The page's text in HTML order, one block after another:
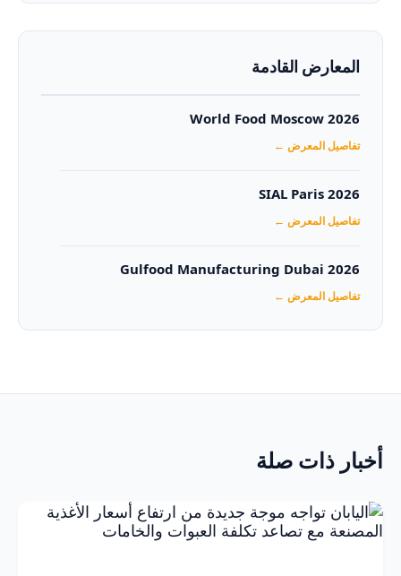
المعارض القادمة
World Food Moscow 2026
تفاصيل المعرض ←
SIAL Paris 2026
تفاصيل المعرض ←
Gulfood Manufacturing Dubai 2026‏
تفاصيل المعرض ←
أخبار ذات صلة